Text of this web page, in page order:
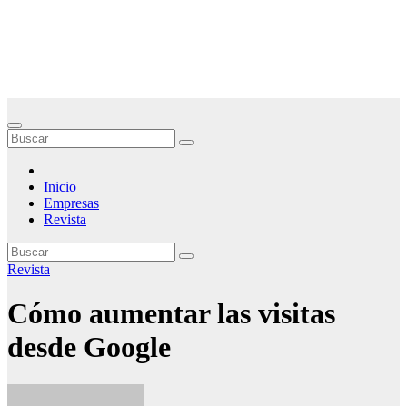
Inicio
Empresas
Revista
Revista
Cómo aumentar las visitas
desde Google